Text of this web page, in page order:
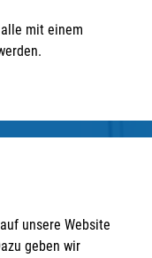
mit einem
unsere Website
geben wir